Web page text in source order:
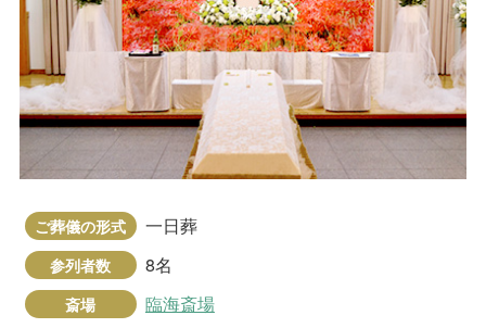
ご葬儀の形式 一日葬
参列者数 8名
斎場 臨海斎場